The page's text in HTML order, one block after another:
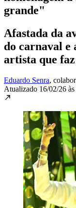
grande"
Afastada da
do carnaval e
artista que
Eduardo Senra,
Atualizado 16/02/26